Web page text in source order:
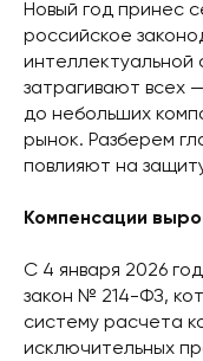
Новый год принес
российское
интеллектуальной
затрагивают всех
до небольших
рынок. Разберем
повлияют на
Компенсации
С 4 января 2026
закон № 214-ФЗ,
систему расчета
исключительных